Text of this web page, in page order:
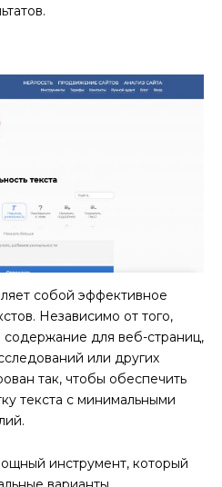
собой эффективное
Независимо от того,
для веб-страниц,
или других
так, чтобы обеспечить
текста с минимальными
инструмент, который